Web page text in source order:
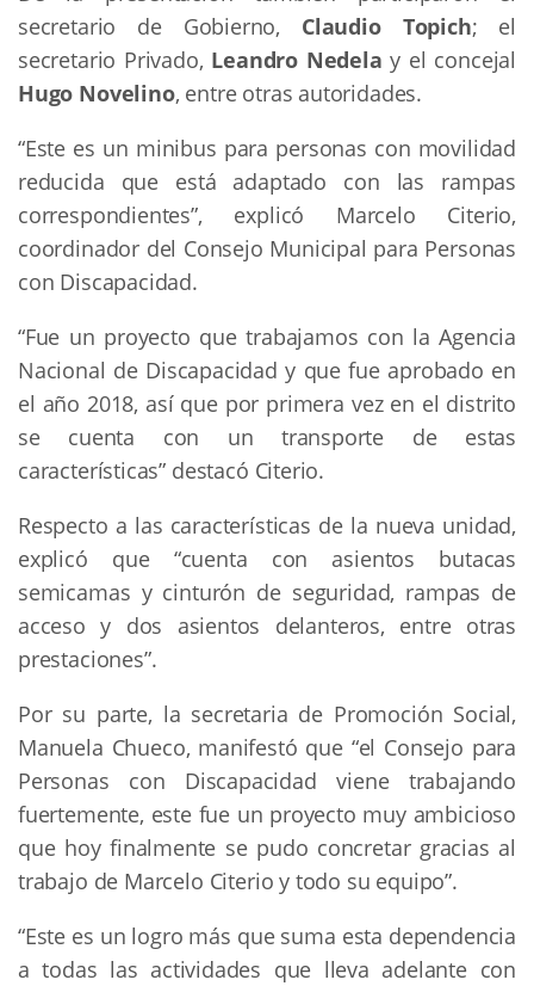
secretario de Gobierno, Claudio Topich; el
secretario Privado, Leandro Nedela y el concejal
Hugo Novelino, entre otras autoridades.
“Este es un minibus para personas con movilidad
reducida que está adaptado con las rampas
correspondientes”, explicó Marcelo Citerio,
coordinador del Consejo Municipal para Personas
con Discapacidad.
“Fue un proyecto que trabajamos con la Agencia
Nacional de Discapacidad y que fue aprobado en
el año 2018, así que por primera vez en el distrito
se cuenta con un transporte de estas
características” destacó Citerio.
Respecto a las características de la nueva unidad,
explicó que “cuenta con asientos butacas
semicamas y cinturón de seguridad, rampas de
acceso y dos asientos delanteros, entre otras
prestaciones”.
Por su parte, la secretaria de Promoción Social,
Manuela Chueco, manifestó que “el Consejo para
Personas con Discapacidad viene trabajando
fuertemente, este fue un proyecto muy ambicioso
que hoy finalmente se pudo concretar gracias al
trabajo de Marcelo Citerio y todo su equipo”.
“Este es un logro más que suma esta dependencia
a todas las actividades que lleva adelante con